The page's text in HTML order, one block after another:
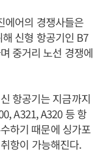
에어의 경쟁사들은
신형 항공기인 B7
중거리 노선 경쟁에
항공기는 지금까지
A321, A320 등 항
하기 때문에 싱가포
항이 가능해진다.